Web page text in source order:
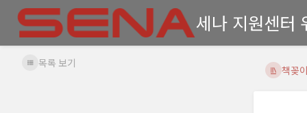
세나 지원센터
책꽂
목록 보기